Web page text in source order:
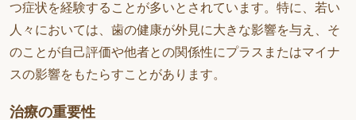
つ症状を経験することが多いとされています。特に、若い
人々においては、歯の健康が外見に大きな影響を与え、そ
のことが自己評価や他者との関係性にプラスまたはマイナ
スの影響をもたらすことがあります。
治療の重要性